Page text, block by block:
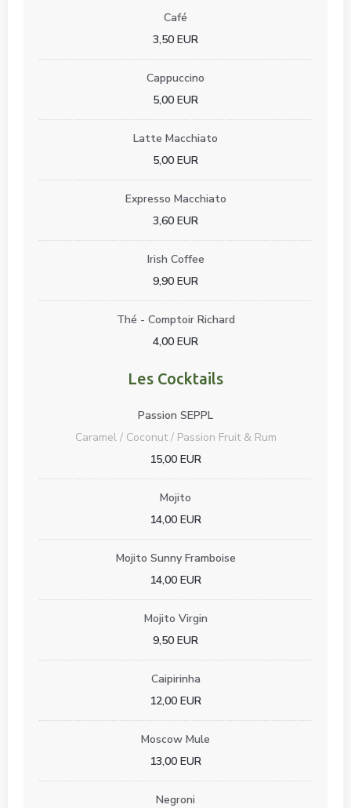
Café
3,50 EUR
Cappuccino
5,00 EUR
Latte Macchiato
5,00 EUR
Expresso Macchiato
3,60 EUR
Irish Coffee
9,90 EUR
Thé - Comptoir Richard
4,00 EUR
Les Cocktails
Passion SEPPL
Caramel / Coconut / Passion Fruit & Rum
15,00 EUR
Mojito
14,00 EUR
Mojito Sunny Framboise
14,00 EUR
Mojito Virgin
9,50 EUR
Caipirinha
12,00 EUR
Moscow Mule
13,00 EUR
Negroni